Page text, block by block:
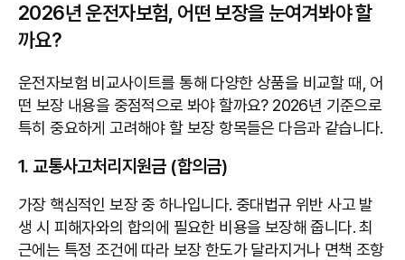
2026년 운전자보험, 어떤 보장을 눈여겨봐야 할
까요?
운전자보험 비교사이트를 통해 다양한 상품을 비교할 때, 어
떤 보장 내용을 중점적으로 봐야 할까요? 2026년 기준으로
특히 중요하게 고려해야 할 보장 항목들은 다음과 같습니다.
1. 교통사고처리지원금 (합의금)
가장 핵심적인 보장 중 하나입니다. 중대법규 위반 사고 발
생 시 피해자와의 합의에 필요한 비용을 보장해 줍니다. 최
근에는 특정 조건에 따라 보장 한도가 달라지거나 면책 조항